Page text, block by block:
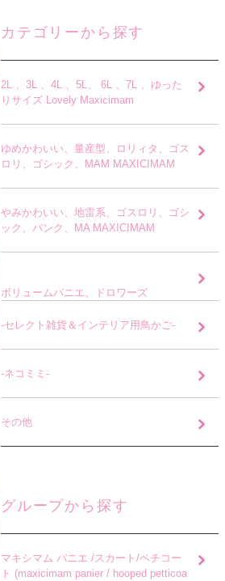
カテゴリーから探す
2L 、3L 、4L 、5L、 6L 、7L 、ゆった
りサイズ Lovely Maxicimam
ゆめかわいい、量産型、ロリィタ、ゴス
ロリ、ゴシック、MAM MAXICIMAM
やみかわいい、地雷系、ゴスロリ、ゴシ
ック、パンク、MA MAXICIMAM
ボリュームパニエ、ドロワーズ
-セレクト雑貨＆インテリア用鳥かご-
-ネコミミ-
その他
グループから探す
マキシマム パニエ /スカート/ペチコー
ト (maxicimam panier / hooped petticoa